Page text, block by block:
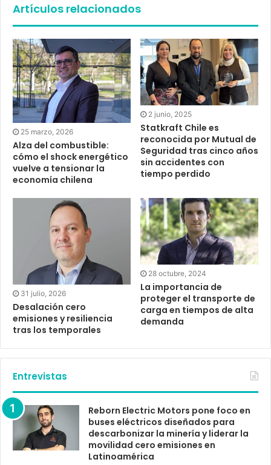
Artículos relacionados
25 marzo, 2026
Alza del combustible:
cómo el shock energético
vuelve a tensionar la
economía chilena
2 junio, 2025
Statkraft Chile es
reconocida por Mutual de
Seguridad tras cinco años
sin accidentes con
tiempo perdido
31 julio, 2026
Desalación cero
emisiones y resiliencia
tras los temporales
28 octubre, 2024
La importancia de
proteger el transporte de
carga en tiempos de alta
demanda
Entrevistas
Reborn Electric Motors pone foco en
buses eléctricos diseñados para
descarbonizar la minería y liderar la
movilidad cero emisiones en
Latinoamérica